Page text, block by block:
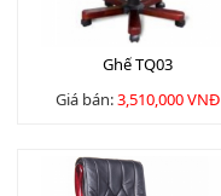
Ghế TQ03
Giá bán:3,510,000 VNĐ